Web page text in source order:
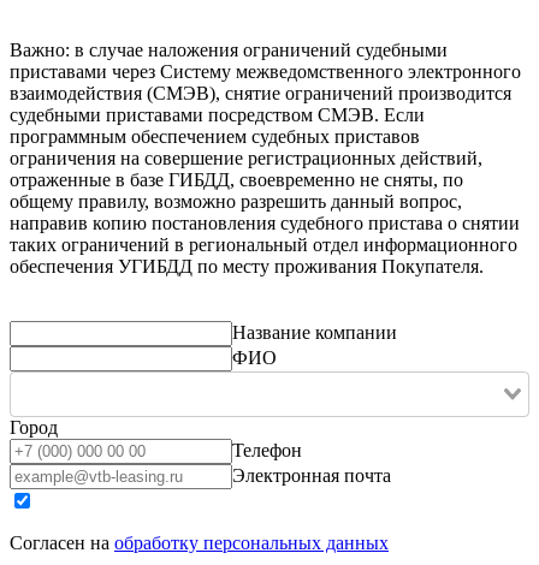
Важно: в случае наложения ограничений судебными
приставами через Систему межведомственного электронного
взаимодействия (СМЭВ), снятие ограничений производится
судебными приставами посредством СМЭВ. Если
программным обеспечением судебных приставов
ограничения на совершение регистрационных действий,
отраженные в базе ГИБДД, своевременно не сняты, по
общему правилу, возможно разрешить данный вопрос,
направив копию постановления судебного пристава о снятии
таких ограничений в региональный отдел информационного
обеспечения УГИБДД по месту проживания Покупателя.
Название компании
ФИО
Город
Телефон
Электронная почта
Согласен на обработку персональных данных